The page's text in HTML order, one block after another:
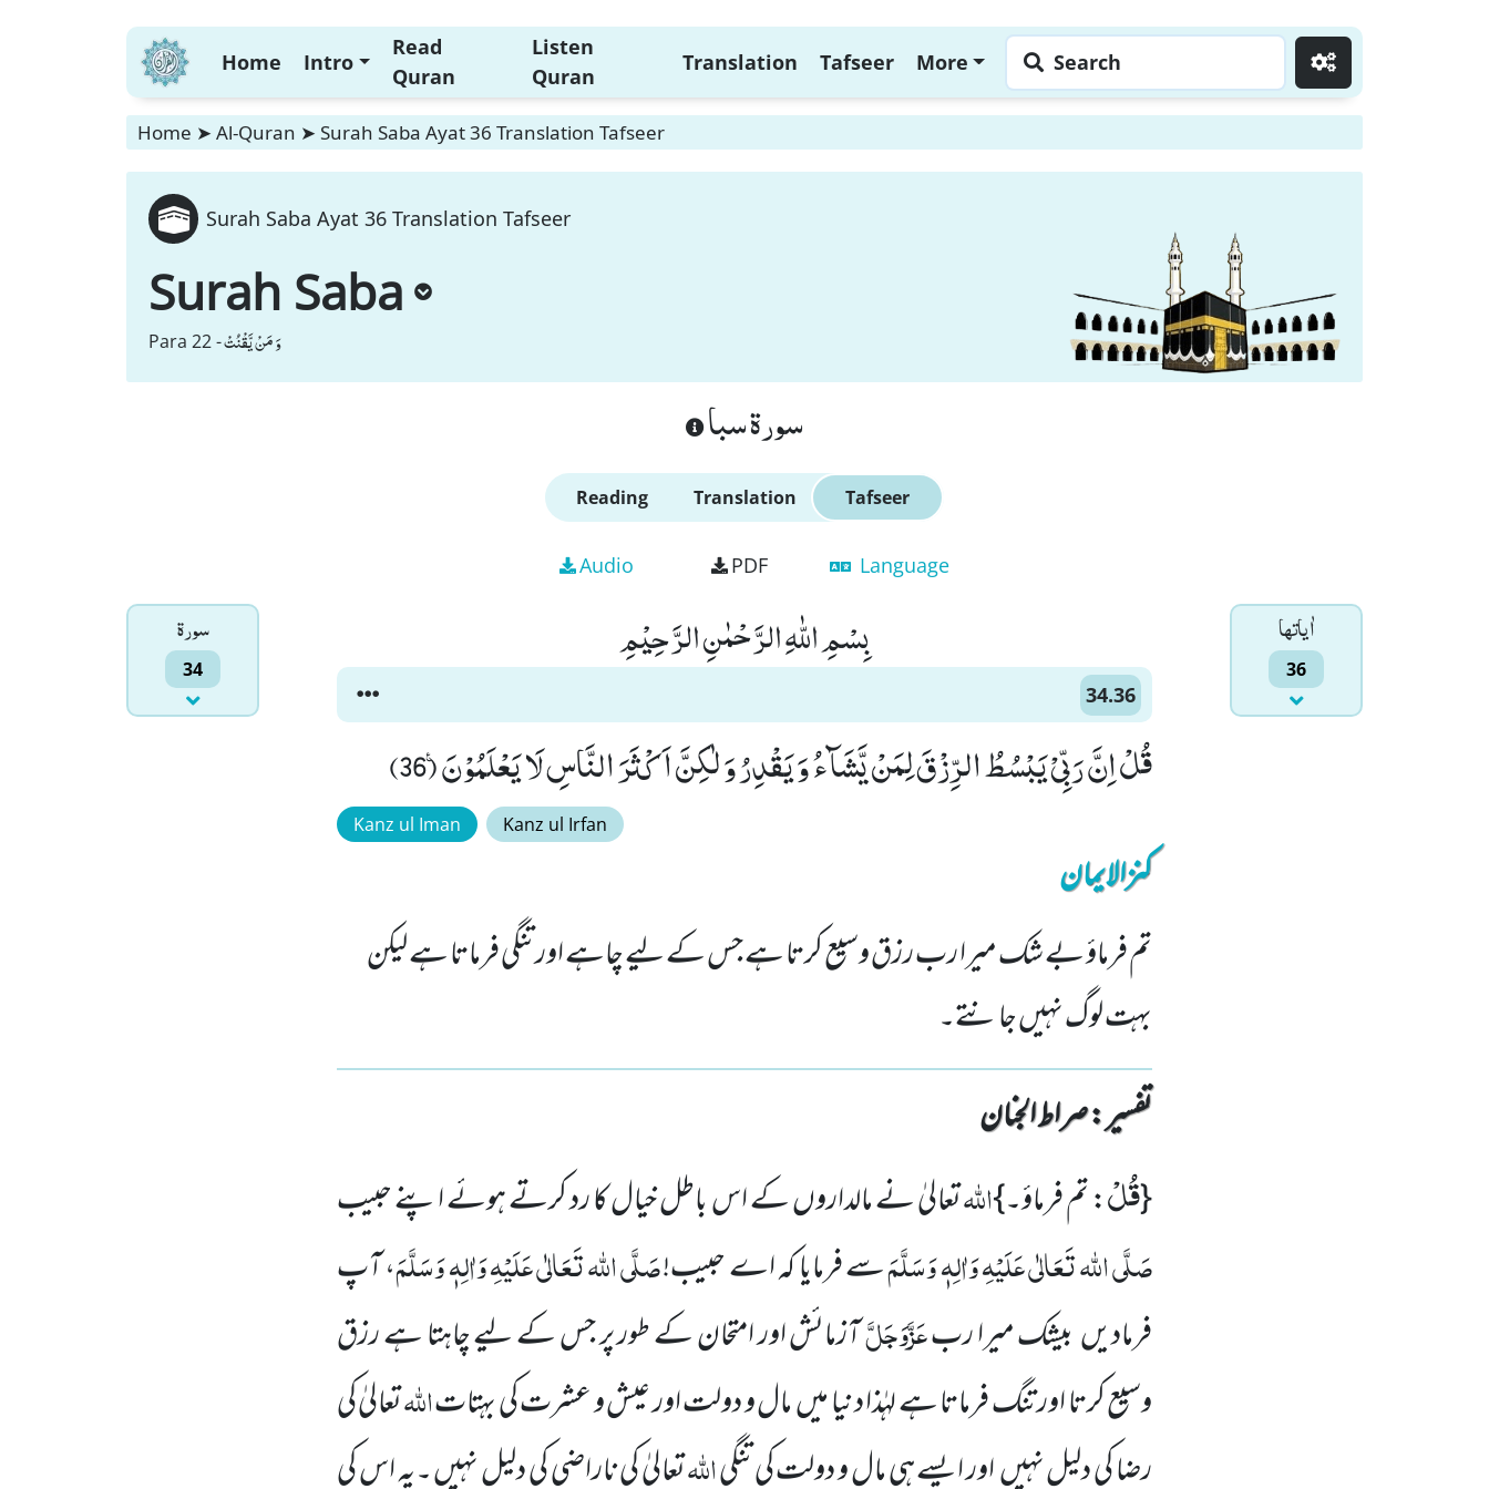
Home Intro
Read
Quran
Listen
Quran
Translation Tafseer More Search
Home ➤ Al-Quran ➤ Surah Saba Ayat 36 Translation Tafseer
Surah Saba Ayat 36 Translation Tafseer
Surah Saba
Para 22 -وَ مَنْ یَّقْنُتْ
سورة سبا
Reading Translation Tafseer
Audio PDF Language
سورۃ
34
اٰياتها
36
بِسْمِ اللّٰهِ الرَّحْمٰنِ الرَّحِیْمِ
34.36
قُلْ اِنَّ رَبِّیْ یَبْسُطُ الرِّزْقَ لِمَنْ یَّشَآءُ وَ یَقْدِرُ وَ لٰكِنَّ اَكْثَرَ النَّاسِ لَا یَعْلَمُوْنَ۠ (36)
Kanz ul Iman Kanz ul Irfan
کنزالایمان
تم فرماؤ بے شک میرا رب رزق وسیع کرتا ہے جس کے لیے چاہے اور تنگی فرماتا ہے لیکن
بہت لوگ نہیں جانتے۔
تفسیر : ‎صراط الجنان
{قُلْ: تم فرماؤ۔}اللہتعالیٰ نے مالداروں کے اس باطل خیال کا رد کرتے ہوئے اپنے حبیب
صَلَّی اللہتَعَالٰی عَلَیْہِ وَاٰلِہٖ وَسَلَّمَسے فرمایا کہ اے حبیب!صَلَّی اللہتَعَالٰی عَلَیْہِ وَاٰلِہٖ وَسَلَّمَ، آپ
فرمادیںبیشک میرا ربعَزَّوَجَلَّآزمائش اور امتحان کے طور پر جس کے لیے چاہتا ہے رزق
وسیع کرتا اور تنگ فرماتا ہے لہٰذا دنیا میںمال و دولت اور عیش و عشرت کی بہتاتاللہتعالیٰ کی
رضا کی دلیل نہیںاور ایسے ہی مال و دولت کی تنگیاللہتعالیٰ کی ناراضی کی دلیل نہیں ۔یہ اس کی